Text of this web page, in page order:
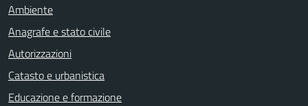
Ambiente
Anagrafe e stato civile
Autorizzazioni
Catasto e urbanistica
Educazione e formazione